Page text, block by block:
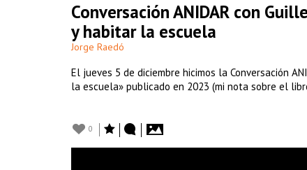
Conversación ANIDAR con
y habitar la escuela
Jorge Raedó
El jueves 5 de diciembre hicimos la Conversación
la escuela» publicado en 2023 (mi nota sobre el
0